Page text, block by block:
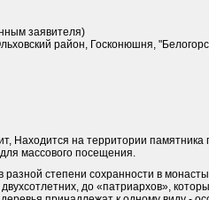
заявителя)
район, Госконюшня,
Находится на территории памятника
массового посещения.
разной степени сохранности в
до «патриархов»,